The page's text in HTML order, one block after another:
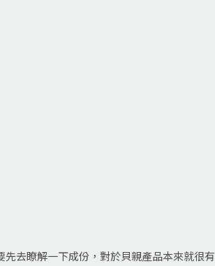
去瞭解一下成份，對於貝親產品本來就很有